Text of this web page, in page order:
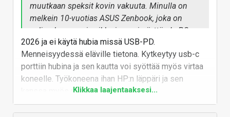
muutkaan speksit kovin vakuuta. Minulla on
melkein 10-vuotias ASUS Zenbook, joka on
paljon kevyempi vaikka isompi näyttö. Ja PC
kannettavista, vaikka ovatkin paljon kevyempiä
ja ohuempi, löytyy enemmän USB-portteja, myös
USB-A portteja, HDMI ulostulo,
muistikortinlukijaa.
rahtaamaan USB hubia jokapaikassa mukana.
2026 ja ei käytä hubia missä USB-PD.
Menneisyydessä eläville tietona. Kytkeytyy usb-c
porttiin hubina ja sen kautta voi syöttää myös virtaa
koneelle. Työkoneena ihan HP:n läppäri ja sen
kanssa myös pakollinen lisävaruste.
Klikkaa laajentaaksesi...